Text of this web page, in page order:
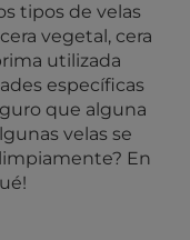
tipos de velas
vegetal, cera
utilizada
específicas
que alguna
velas se
En